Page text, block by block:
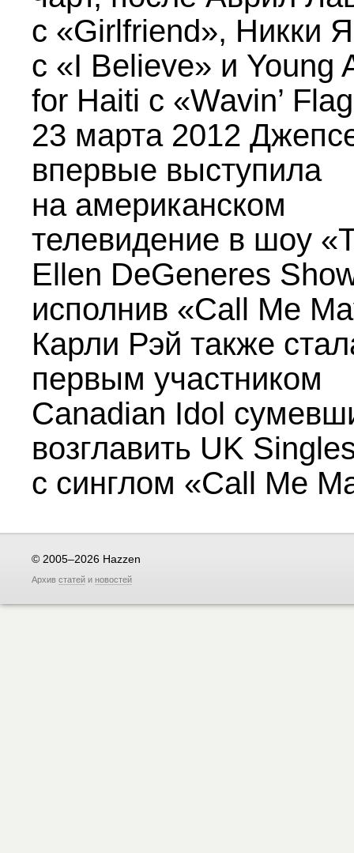
с «Girlfriend», Никки
с «I Believe» и Young
for Haiti с «Wavin’
23 марта 2012
впервые выступила
на американском
телевидение в шоу
Ellen DeGeneres
исполнив «Call Me
Карли Рэй также
первым участником
Canadian Idol
возглавить UK
с синглом «Call Me
© 2005–2026 Hazzen
Архив статей и новостей